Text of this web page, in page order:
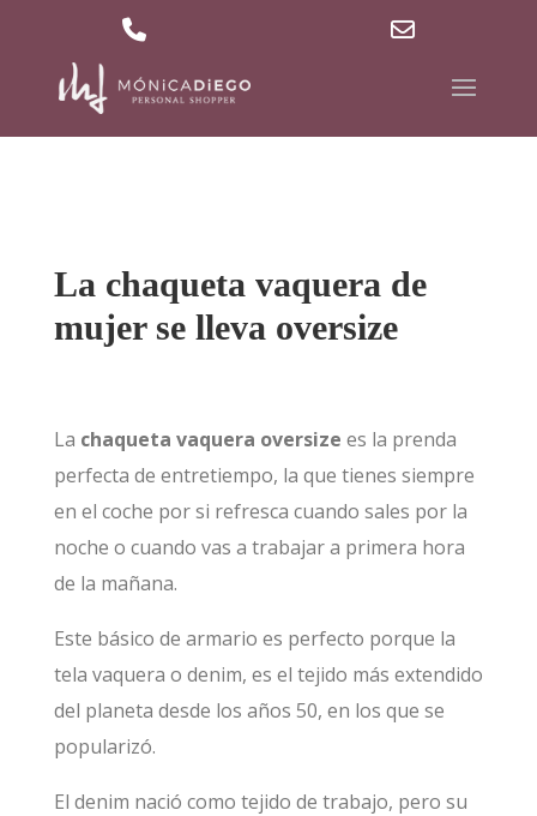
629 36 27 40 md@mdpersonalshopper.com
La chaqueta vaquera de
mujer se lleva oversize
La chaqueta vaquera oversize es la prenda
perfecta de entretiempo, la que tienes siempre
en el coche por si refresca cuando sales por la
noche o cuando vas a trabajar a primera hora
de la mañana.
Este básico de armario es perfecto porque la
tela vaquera o denim, es el tejido más extendido
del planeta desde los años 50, en los que se
popularizó.
El denim nació como tejido de trabajo, pero su
Number
Address